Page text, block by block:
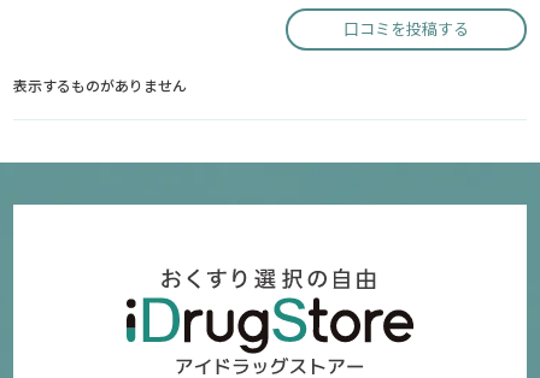
口コミを投稿する
表示するものがありません